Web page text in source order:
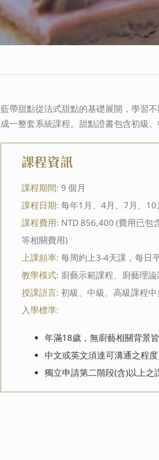
藍帶甜點從法式甜點的基礎展開，學習
成一整套系統課程。甜點證書包含初級、
課程資訊
課程期間: 9 個月
課程日期: 每年1月、4月、7月、10
課程費用: NTD 856,400 (費用已包
等相關費用)
上課頻率: 每周約上3-4天課，每日
教學模式: 廚藝示範課程、廚藝理論
授課語言: 初級、中級、高級課程中
入學標準:
年滿18歲，無廚藝相關背景
中文或英文須達可溝通之程度
獨立申請第二階段(含)以上